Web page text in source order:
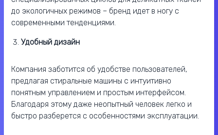
до экологичных режимов – бренд идет в ногу с
современными тенденциями.
Удобный дизайн
Компания заботится об удобстве пользователей,
предлагая стиральные машины с интуитивно
понятным управлением и простым интерфейсом.
Благодаря этому даже неопытный человек легко и
быстро разберется с особенностями эксплуатации.